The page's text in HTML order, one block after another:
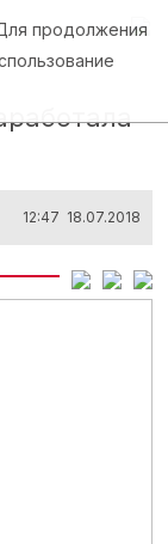
Афины
12:47 18.07.2018
продолжения